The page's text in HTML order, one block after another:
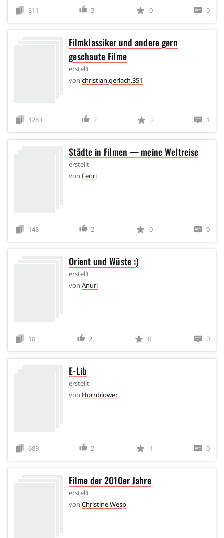
311 3 0 0
Filmklassiker und andere gern
geschaute Filme
erstellt
von christian.gerlach.351
1283 2 2 1
Städte in Filmen — meine Weltreise
erstellt
von Fenri
148 2 0 0
Orient und Wüste :)
erstellt
von Anuri
18 2 0 0
E-Lib
erstellt
von Hornblower
689 2 1 0
Filme der 2010er Jahre
erstellt
von Christine Wesp